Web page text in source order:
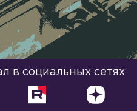
в социальных сетях